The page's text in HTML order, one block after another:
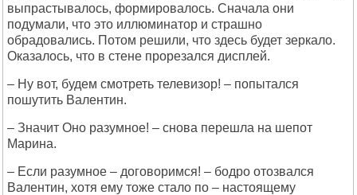
выпрастывалось, формировалось. Сначала они
подумали, что это иллюминатор и страшно
обрадовались. Потом решили, что здесь будет зеркало.
Оказалось, что в стене прорезался дисплей.
– Ну вот, будем смотреть телевизор! – попытался
пошутить Валентин.
– Значит Оно разумное! – снова перешла на шепот
Марина.
– Если разумное – договоримся! – бодро отозвался
Валентин, хотя ему тоже стало по – настоящему